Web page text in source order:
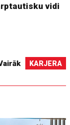
vidi
KARJERA